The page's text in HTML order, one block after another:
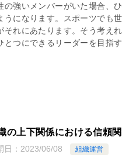
の強いメンバーがいた場合、
うになります。スポーツでも
それにあたります。そう考え
とつにできるリーダーを目指
の上下関係における信頼
日： 2023/06/08 組織運営